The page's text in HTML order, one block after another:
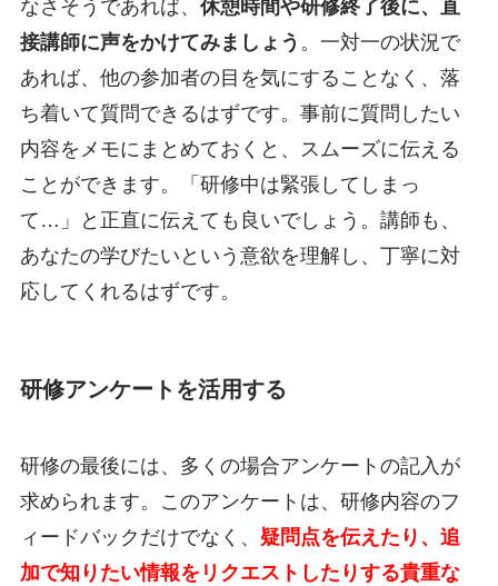
なさそうであれば、 休憩時間や研修終了後に、直
接講師に声をかけてみましょう 。一対一の状況で
あれば、他の参加者の目を気にすることなく、落
ち着いて質問できるはずです。事前に質問したい
内容をメモにまとめておくと、スムーズに伝える
ことができます。「研修中は緊張してしまっ
て…」と正直に伝えても良いでしょう。講師も、
あなたの学びたいという意欲を理解し、丁寧に対
応してくれるはずです。
研修アンケートを活用する
研修の最後には、多くの場合アンケートの記入が
求められます。このアンケートは、研修内容のフ
ィードバックだけでなく、 疑問点を伝えたり、追
加で知りたい情報をリクエストしたりする貴重な